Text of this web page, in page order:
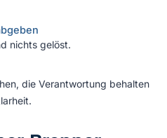
nichts gelöst.
die Verantwortung behalten